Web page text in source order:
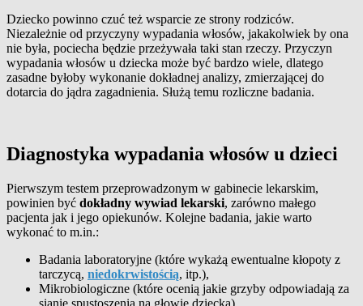
Dziecko powinno czuć też wsparcie ze strony rodziców.
Niezależnie od przyczyny wypadania włosów, jakakolwiek by ona
nie była, pociecha będzie przeżywała taki stan rzeczy. Przyczyn
wypadania włosów u dziecka może być bardzo wiele, dlatego
zasadne byłoby wykonanie dokładnej analizy, zmierzającej do
dotarcia do jądra zagadnienia. Służą temu rozliczne badania.
Diagnostyka wypadania włosów u dzieci
Pierwszym testem przeprowadzonym w gabinecie lekarskim,
powinien być dokładny wywiad lekarski, zarówno małego
pacjenta jak i jego opiekunów. Kolejne badania, jakie warto
wykonać to m.in.:
Badania laboratoryjne (które wykażą ewentualne kłopoty z
tarczycą, niedokrwistością, itp.),
Mikrobiologiczne (które ocenią jakie grzyby odpowiadają za